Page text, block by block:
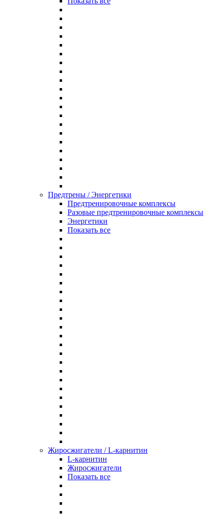
Предтрены / Энергетики
Предтренировочные комплексы
Разовые предтренировочные комплексы
Энергетики
Показать все
Жиросжигатели / L-карнитин
L-карнитин
Жиросжигатели
Показать все